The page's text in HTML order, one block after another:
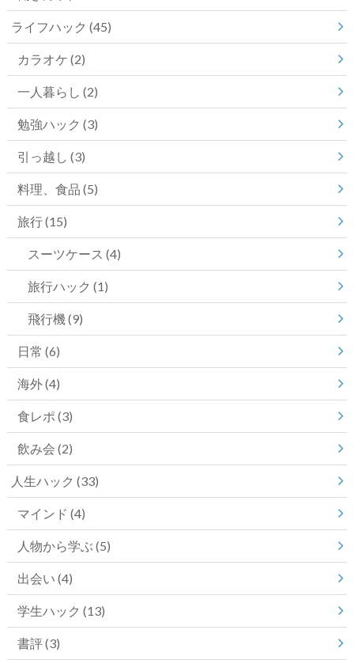
ライフハック (45)
カラオケ (2)
一人暮らし (2)
勉強ハック (3)
引っ越し (3)
料理、食品 (5)
旅行(15)
スーツケース (4)
旅行ハック (1)
飛行機(9)
日常 (6)
海外(4)
食レポ (3)
飲み会 (2)
人生ハック (33)
マインド (4)
人物から学ぶ (5)
出会い (4)
学生ハック (13)
書評(3)